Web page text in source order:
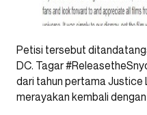
Petisi tersebut
DC. Tagar
dari tahun pertama Justice
merayakan kembali